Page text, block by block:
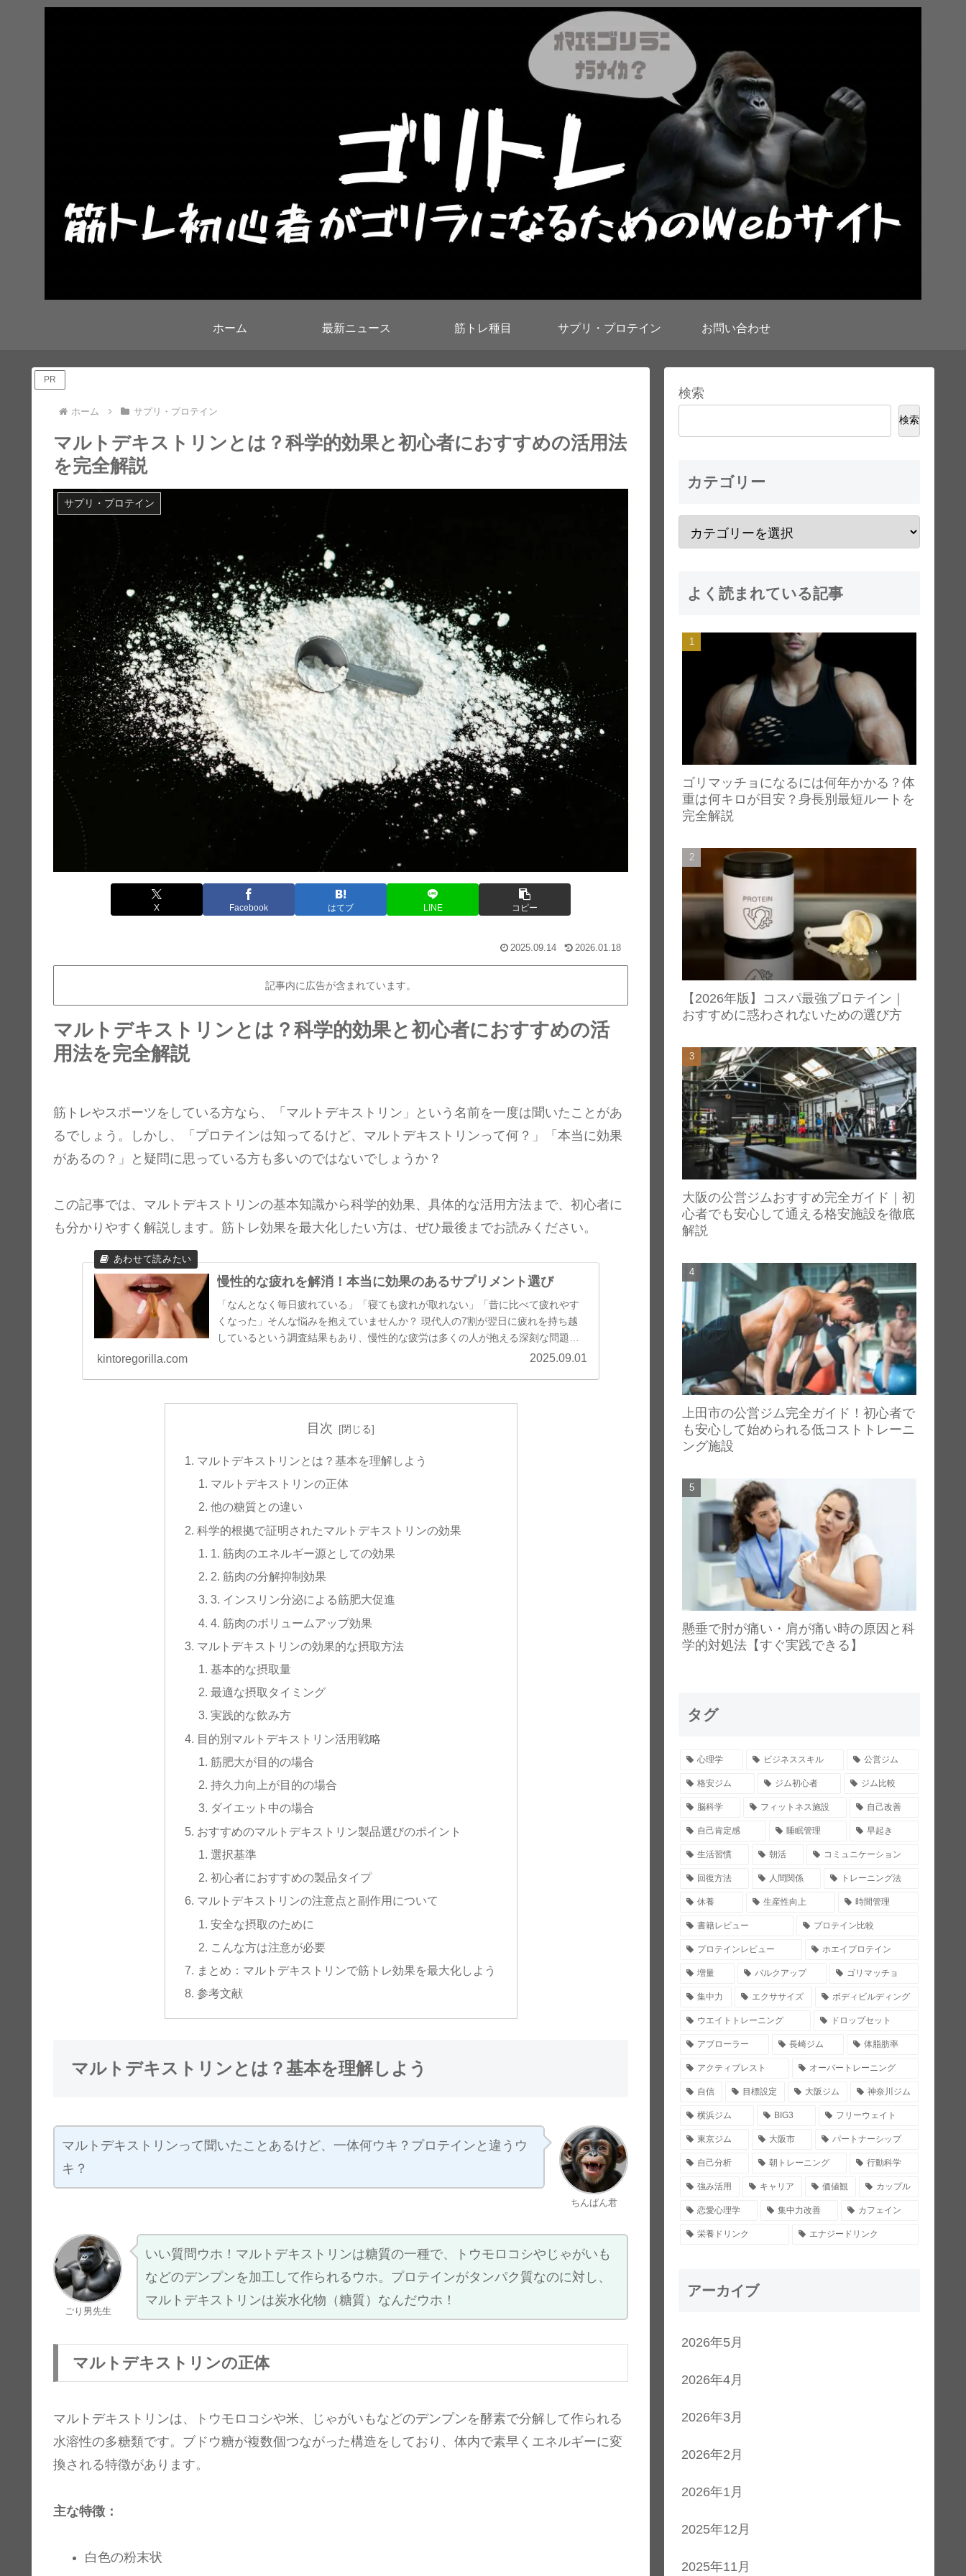
ホーム 最新ニュース 筋トレ種目 サプリ・プロテイン お問い合わせ
PR
ホーム サプリ・プロテイン
マルトデキストリンとは？科学的効果と初心者におすすめの活用法
を完全解説
サプリ・プロテイン
X Facebook はてブ LINE コピー
2025.09.14 2026.01.18
記事内に広告が含まれています。
マルトデキストリンとは？科学的効果と初心者におすすめの活
用法を完全解説
筋トレやスポーツをしている方なら、「マルトデキストリン」という名前を一度は聞いたことがあ
るでしょう。しかし、「プロテインは知ってるけど、マルトデキストリンって何？」「本当に効果
があるの？」と疑問に思っている方も多いのではないでしょうか？
この記事では、マルトデキストリンの基本知識から科学的効果、具体的な活用方法まで、初心者に
も分かりやすく解説します。筋トレ効果を最大化したい方は、ぜひ最後までお読みください。
慢性的な疲れを解消！本当に効果のあるサプリメント選び
「なんとなく毎日疲れている」「寝ても疲れが取れない」「昔に比べて疲れやす
くなった」そんな悩みを抱えていませんか？ 現代人の7割が翌日に疲れを持ち越
しているという調査結果もあり、慢性的な疲労は多くの人が抱える深刻な問題で
す。疲れを放置すると、仕事のパフォーマンス低下や免疫機能の衰え、さらには
す。
kintoregorilla.com 2025.09.01
目次
マルトデキストリンとは？基本を理解しよう
マルトデキストリンの正体
他の糖質との違い
科学的根拠で証明されたマルトデキストリンの効果
1. 筋肉のエネルギー源としての効果
2. 筋肉の分解抑制効果
3. インスリン分泌による筋肥大促進
4. 筋肉のボリュームアップ効果
マルトデキストリンの効果的な摂取方法
基本的な摂取量
最適な摂取タイミング
実践的な飲み方
目的別マルトデキストリン活用戦略
筋肥大が目的の場合
持久力向上が目的の場合
ダイエット中の場合
おすすめのマルトデキストリン製品選びのポイント
選択基準
初心者におすすめの製品タイプ
マルトデキストリンの注意点と副作用について
安全な摂取のために
こんな方は注意が必要
まとめ：マルトデキストリンで筋トレ効果を最大化しよう
参考文献
マルトデキストリンとは？基本を理解しよう
ちんぱん君
マルトデキストリンって聞いたことあるけど、一体何ウキ？プロテインと違うウ
キ？
ごり男先生
いい質問ウホ！マルトデキストリンは糖質の一種で、トウモロコシやじゃがいも
などのデンプンを加工して作られるウホ。プロテインがタンパク質なのに対し、
マルトデキストリンは炭水化物（糖質）なんだウホ！
マルトデキストリンの正体
マルトデキストリンは、トウモロコシや米、じゃがいもなどのデンプンを酵素で分解して作られる
水溶性の多糖類です。ブドウ糖が複数個つながった構造をしており、体内で素早くエネルギーに変
換される特徴があります。
主な特徴：
白色の粉末状
検索
検索
カテゴリー
よく読まれている記事
ゴリマッチョになるには何年かかる？体
重は何キロが目安？身長別最短ルートを
完全解説
【2026年版】コスパ最強プロテイン｜
おすすめに惑わされないための選び方
大阪の公営ジムおすすめ完全ガイド｜初
心者でも安心して通える格安施設を徹底
解説
上田市の公営ジム完全ガイド！初心者で
も安心して始められる低コストトレーニ
ング施設
懸垂で肘が痛い・肩が痛い時の原因と科
学的対処法【すぐ実践できる】
タグ
心理学 ビジネススキル 公営ジム
格安ジム ジム初心者 ジム比較
脳科学 フィットネス施設 自己改善
自己肯定感 睡眠管理 早起き
生活習慣 朝活 コミュニケーション
回復方法 人間関係 トレーニング法
休養 生産性向上 時間管理
書籍レビュー プロテイン比較
プロテインレビュー ホエイプロテイン
増量 バルクアップ ゴリマッチョ
集中力 エクササイズ ボディビルディング
ウエイトトレーニング ドロップセット
アブローラー 長崎ジム 体脂肪率
アクティブレスト オーバートレーニング
自信 目標設定 大阪ジム 神奈川ジム
横浜ジム BIG3 フリーウェイト
東京ジム 大阪市 パートナーシップ
自己分析 朝トレーニング 行動科学
強み活用 キャリア 価値観 カップル
恋愛心理学 集中力改善 カフェイン
栄養ドリンク エナジードリンク
アーカイブ
2026年5月
2026年4月
2026年3月
2026年2月
2026年1月
2025年12月
2025年11月